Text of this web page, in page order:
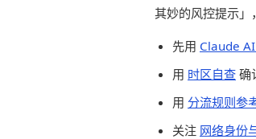
其妙的风控提示」
先用 Claude
用 时区自查 确
用 分流规则参
关注 网络身份